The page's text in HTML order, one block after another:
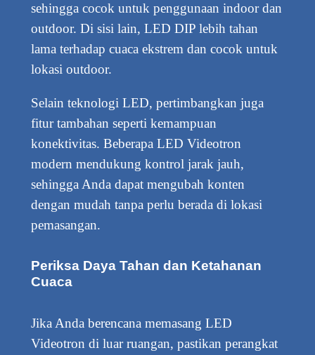
sehingga cocok untuk penggunaan indoor dan
outdoor. Di sisi lain, LED DIP lebih tahan
lama terhadap cuaca ekstrem dan cocok untuk
lokasi outdoor.
Selain teknologi LED, pertimbangkan juga
fitur tambahan seperti kemampuan
konektivitas. Beberapa LED Videotron
modern mendukung kontrol jarak jauh,
sehingga Anda dapat mengubah konten
dengan mudah tanpa perlu berada di lokasi
pemasangan.
Periksa Daya Tahan dan Ketahanan
Cuaca
Jika Anda berencana memasang LED
Videotron di luar ruangan, pastikan perangkat